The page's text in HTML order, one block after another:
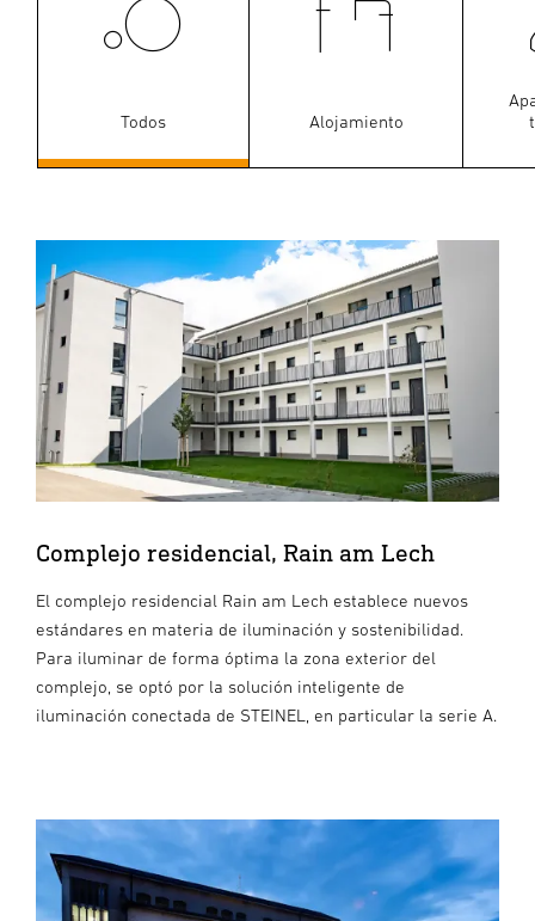
Todos Alojamiento
Complejo residencial, Rain am Lech
El complejo residencial Rain am Lech establece nuevos
estándares en materia de iluminación y sostenibilidad.
Para iluminar de forma óptima la zona exterior del
complejo, se optó por la solución inteligente de
iluminación conectada de STEINEL, en particular la serie A.